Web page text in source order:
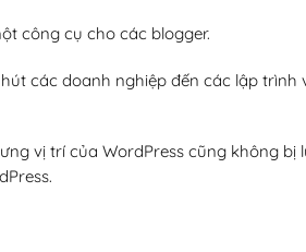
công cụ cho các blogger.
các doanh nghiệp đến các lập trình
vị trí của WordPress cũng không bị